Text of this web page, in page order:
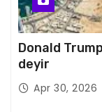
Donald
deyir
Apr 30, 2026